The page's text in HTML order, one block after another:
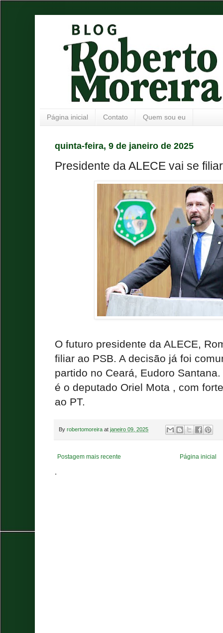
Página inicial Contato Quem sou eu
quinta-feira, 9 de janeiro de 2025
Presidente da ALECE vai se
O futuro presidente da ALECE,
filiar ao PSB. A decisão já foi
partido no Ceará, Eudoro
é o deputado Oriel Mota , com
ao PT.
By robertomoreira at janeiro 09, 2025
Postagem mais recente Página inicial
.